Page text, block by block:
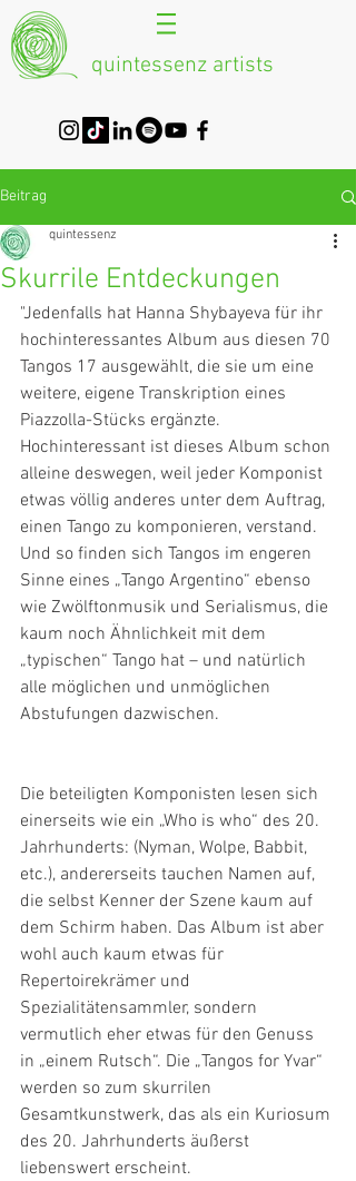
quintessenz artists
Beitrag
Skurrile Entdeckungen
quintessenz
"Jedenfalls hat Hanna Shybayeva für ihr
hochinteressantes Album aus diesen 70
Tangos 17 ausgewählt, die sie um eine
weitere, eigene Transkription eines
Piazzolla-Stücks ergänzte.
Hochinteressant ist dieses Album schon
alleine deswegen, weil jeder Komponist
etwas völlig anderes unter dem Auftrag,
einen Tango zu komponieren, verstand.
Und so finden sich Tangos im engeren
Sinne eines „Tango Argentino“ ebenso
wie Zwölftonmusik und Serialismus, die
kaum noch Ähnlichkeit mit dem
„typischen“ Tango hat – und natürlich
alle möglichen und unmöglichen
Abstufungen dazwischen.
Die beteiligten Komponisten lesen sich
einerseits wie ein „Who is who“ des 20.
Jahrhunderts: (Nyman, Wolpe, Babbit,
etc.), andererseits tauchen Namen auf,
die selbst Kenner der Szene kaum auf
dem Schirm haben. Das Album ist aber
wohl auch kaum etwas für
Repertoirekrämer und
Spezialitätensammler, sondern
vermutlich eher etwas für den Genuss
in „einem Rutsch“. Die „Tangos for Yvar“
werden so zum skurrilen
Gesamtkunstwerk, das als ein Kuriosum
des 20. Jahrhunderts äußerst
liebenswert erscheint.